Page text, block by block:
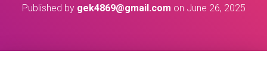
Published by gek4869@gmail.com on June 26, 2025